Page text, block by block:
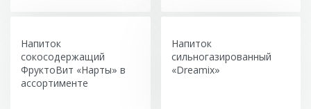
Напиток
сокосодержащий
ФруктоВит «Нарты» в
ассортименте
Напиток
сильногазированный
«Dreamix»